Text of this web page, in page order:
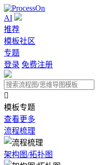
AI
推荐
模板社区
专题
登录 免费注册

模板专题
查看更多
流程梳理
架构图/拓扑图